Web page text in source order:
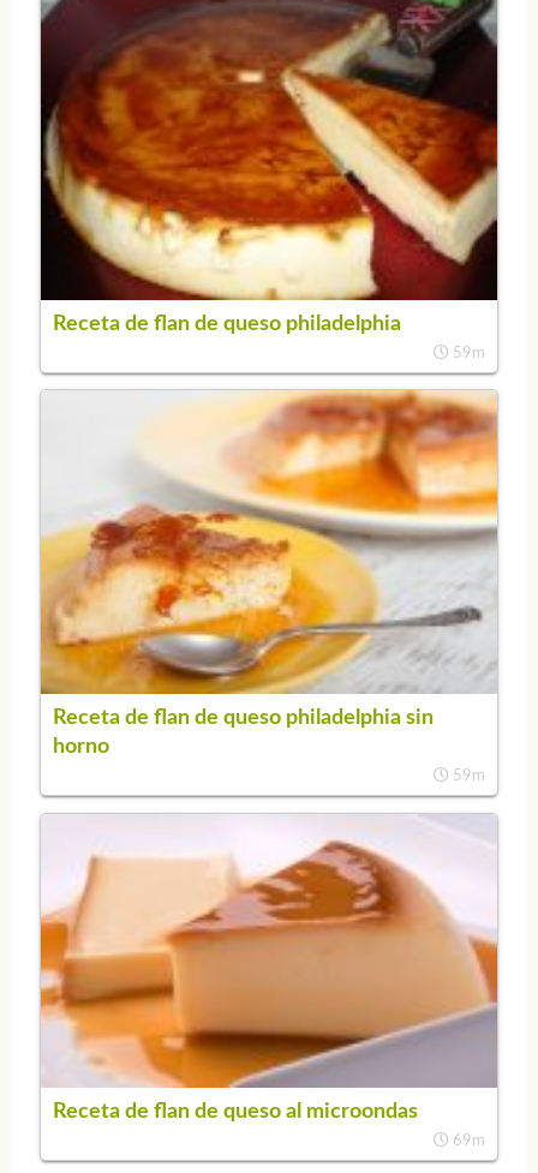
Receta de flan de queso philadelphia
59m
Receta de flan de queso philadelphia sin
horno
59m
Receta de flan de queso al microondas
69m